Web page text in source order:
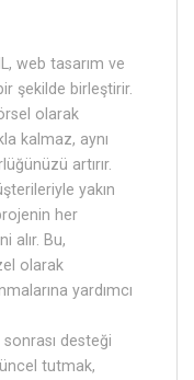
web tasarım ve
şekilde birleştirir.
olarak
kalmaz, aynı
artırır.
yakın
her
alır. Bu,
olarak
yardımcı
sonrası desteği
tutmak,